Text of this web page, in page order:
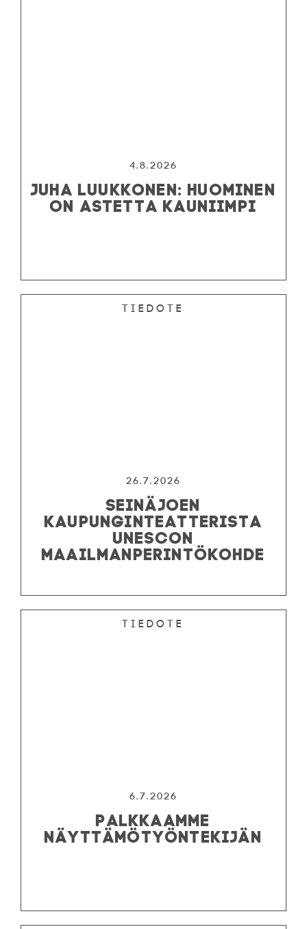
TEATTERI
KESÄTEATTERI
YHTEYS
4.8.2026
JUHA LUUKKONEN: HUOMINEN
ON ASTETTA KAUNIIMPI
Tiedote
26.7.2026
SEINÄJOEN
KAUPUNGINTEATTERISTA
UNESCON
MAAILMANPERINTÖKOHDE
Tiedote
6.7.2026
PALKKAAMME
NÄYTTÄMÖTYÖNTEKIJÄN